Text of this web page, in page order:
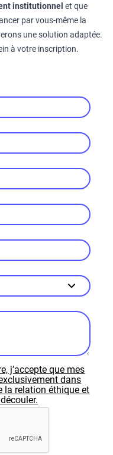
institutionnel et que
par vous-même la
une solution adaptée.
à votre inscription.
j’accepte que mes
dans
la relation éthique et